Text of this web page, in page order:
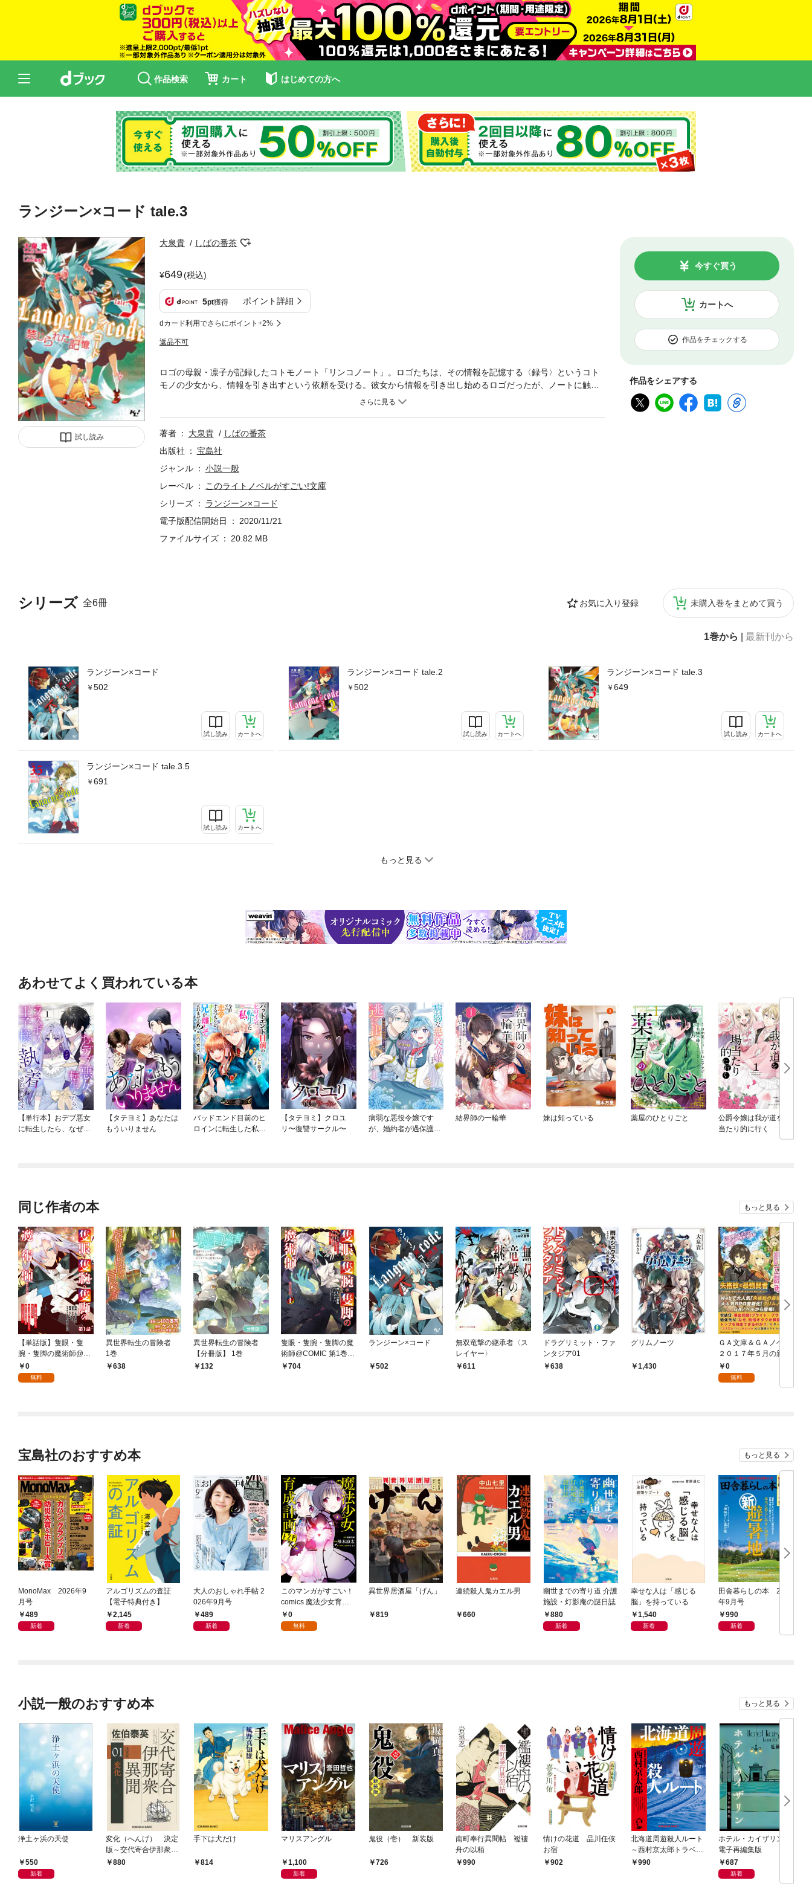
作品検索 カート はじめての方へ
ランジーン×コード tale.3
試し読み
大泉貴 しばの番茶
649(税込)
5pt獲得 ポイント詳細
dカード利用でさらにポイント+2%
返品不可
カートへ
今すぐ買う
作品をチェックする
作品をシェアする
シリーズ 全6冊 お気に入り登録 未購入巻をまとめて買う
1巻から 最新刊から
ランジーン×コード
502
試し読み カートへ
ランジーン×コード tale.2
502
試し読み カートへ
ランジーン×コード tale.3
649
試し読み カートへ
ランジーン×コード tale.3.5
691
試し読み カートへ
もっと見る
ロゴの母親・凛子が記録したコトモノート「リンコノート」。ロゴたちは、その情報を記憶する〈録号〉というコト
モノの少女から、情報を引き出すという依頼を受ける。彼女から情報を引き出し始めるロゴだったが、ノートに触れ
た瞬間、ロゴのコトモノ・ダリに大きな異変が起こる。同じころ、〈録号〉の命を狙うコトモノたちが襲来。果たし
著者 大泉貴
しばの番茶
出版社
宝島社
ジャンル
小説一般
レーベル
このライトノベルがすごい!文庫
シリーズ
ランジーン×コード
電子版配信開始日
2020/11/21
ファイルサイズ
20.82 MB
あわせてよく買われている本
【単行本】おデブ悪女
に転生したら、なぜか
【タテヨミ】あなたは
もういりません
バッドエンド目前のヒ
ロインに転生した私、
【タテヨミ】クロユ
リ〜復讐サークル〜
病弱な悪役令嬢です
が、婚約者が過保護す
結界師の一輪華 妹は知っている 薬屋のひとりごと
公爵令嬢は我が道を場
当たり的に行く
同じ作者の本 もっと見る
【単話版】隻眼・隻
腕・隻脚の魔術師@C
OMIC 第1話 ～森の小
屋に籠っていたら早20
0
無料
異世界転生の冒険者
1巻
638
異世界転生の冒険者
【分冊版】 1巻
132
隻眼・隻腕・隻脚の魔
術師@COMIC 第1巻～
森の小屋に籠っていた
704
ランジーン×コード
502
無双竜撃の継承者〈ス
レイヤー〉
611
ドラグリミット・ファ
ンタジア01
638
グリムノーツ
1,430
ＧＡ文庫＆ＧＡノベル
２０１７年５月の新
刊 全作品立読み（合
本版）
0
無料
宝島社のおすすめ本 もっと見る
MonoMax 2026年9
月号
489
新着
アルゴリズムの査証
【電子特典付き】
2,145
新着
大人のおしゃれ手帖 2
026年9月号
489
新着
このマンガがすごい！
comics 魔法少女育成
計画F2P 【単話版】第
1話
0
無料
異世界居酒屋「げん」
819
連続殺人鬼カエル男
660
幽世までの寄り道 介護
施設・灯影庵の謎日誌
880
新着
幸せな人は「感じる
脳」を持っている
1,540
新着
田舎暮らしの本 2026
年9月号
990
新着
小説一般のおすすめ本 もっと見る
浄土ヶ浜の天使
550
新着
変化（へんげ） 決定
版～交代寄合伊那衆異
聞（1）～
880
手下は犬だけ
814
マリスアングル
1,100
新着
鬼役（壱） 新装版
726
南町奉行異聞帖 襤褸
舟の以栢
990
情けの花道 品川任侠
お宿
902
北海道周遊殺人ルート
～西村京太郎トラベル
ミステリー・セレクシ
990
ホテル・カイザリン
電子再編集版
687
新着